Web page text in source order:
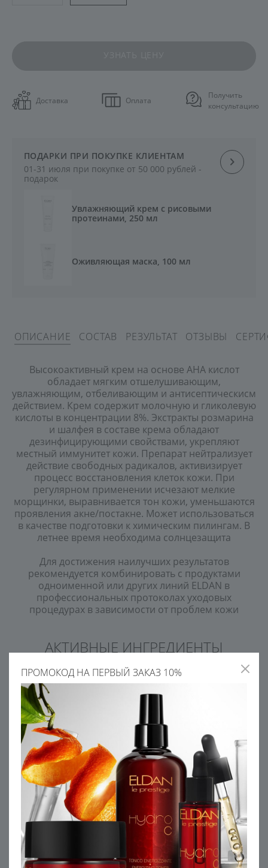
Доставка Оплата
Получить
консультацию
ПОДАРКИ ПРИ ПОКУПКЕ КЛИЕНТАМ
01-31 июля при покупке от 50 000 рублей -
подарок
Увлажняющий крем с рисовыми
протеинами, 250 мл
Оживляющая маска, 100 мл
ОПИСАНИЕ СОСТАВ РЕЗУЛЬТАТ ОТЗЫВЫ
Высокоактивный крем на основе AHA кислот
обладает мягким отшелушивающим,
увлажняющим, отбеливающим и антисептическисм
действием. Крем содержит молочную и гликолевую
кислоты в концентрации 8%. Экстракты розмарина
и шалфея в составе крема обладают
дезинфицирующими свойствами, укрепляют
местный иммунитет кожи. Препарат нейтрализует
действие свободных радикалов, активизирует
процесс восстановления клеток кожи. При
регулярном применении исчезают мелкие
морщинки, выравнивается тон кожи, уменьшаются
проявления акне/постакне. Может использоваться
в качестве подготовки к химическим пилингам. В
летнее время необходима солнцезащита
Для достижения наилучших результатов
рекомендуется комбинировать с продуктами
одноименной или других линий ELDAN в
профессиональных протоколах уходовых
процедурах в зависимости от проблем кожи
АКТИВНЫЕ ИНГРЕДИЕНТЫ
МОЛОЧНАЯ КИСЛОТА
Увлажняет, осветляет и
обладает мягкими
ЭКСТРАКТ ШАЛФЕЯ
Оказывает
противовоспалительное,
антисептическое действие
на кожу
ПРОМОКОД НА ПЕРВЫЙ ЗАКАЗ 10%